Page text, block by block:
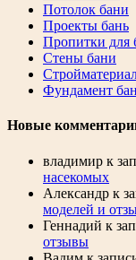
Потолок бани
Проекты бань
Пропитки для
Стены бани
Фундамент
Новые
владимир к
насекомых
Александр к
моделей и
Геннадий к
отзывы